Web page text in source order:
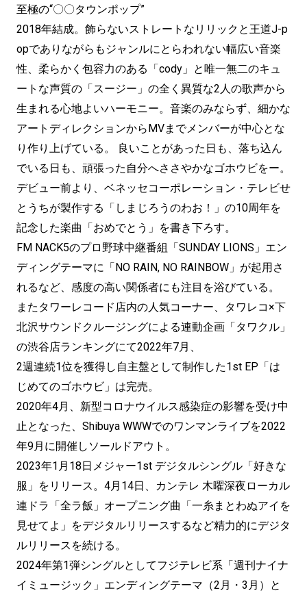
至極の“〇〇タウンポップ”
2018年結成。飾らないストレートなリリックと王道J-p
opでありながらもジャンルにとらわれない幅広い音楽
性、柔らかく包容力のある「cody」と唯一無二のキュ
ートな声質の「スージー」の全く異質な2人の歌声から
生まれる心地よいハーモニー。音楽のみならず、細かな
アートディレクションからMVまでメンバーが中心とな
り作り上げている。 良いことがあった日も、落ち込ん
でいる日も、頑張った自分へささやかなゴホウビをー。
デビュー前より、ベネッセコーポレーション・テレビせ
とうちが製作する「しまじろうのわお！」の10周年を
記念した楽曲「おめでとう」を書き下ろす。
FM NACK5のプロ野球中継番組「SUNDAY LIONS」エン
ディングテーマに「NO RAIN, NO RAINBOW」が起用さ
れるなど、感度の高い関係者にも注目を浴びている。
またタワーレコード店内の人気コーナー、タワレコ×下
北沢サウンドクルージングによる連動企画「タワクル」
の渋谷店ランキングにて2022年7月、
2週連続1位を獲得し自主盤として制作した1st EP「は
じめてのゴホウビ」は完売。
2020年4月、新型コロナウイルス感染症の影響を受け中
止となった、Shibuya WWWでのワンマンライブを2022
年9月に開催しソールドアウト。
2023年1月18日メジャー1st デジタルシングル「好きな
服」をリリース。4月14日、カンテレ 木曜深夜ローカル
連ドラ「全ラ飯」オープニング曲「一糸まとわぬアイを
見せてよ」をデジタルリリースするなど精力的にデジタ
ルリリースを続ける。
2024年第1弾シングルとしてフジテレビ系「週刊ナイナ
イミュージック」エンディングテーマ（2月・3月）と